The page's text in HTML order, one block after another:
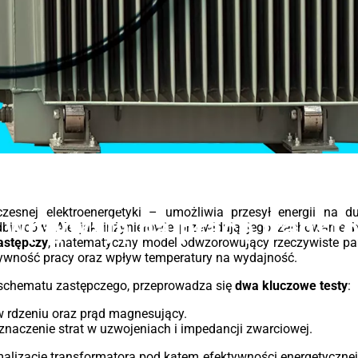
)
i
o
wpływają na pracę
elektroenergetyki – umożliwia przesył energii na
Ale jak inżynierowie przewidują jego zachowanie
, matematyczny model odwzorowujący rzeczywiste
pracy oraz wpływ temperatury na wydajność.
zastępczego, przeprowadza się dwa kluczowe testy:
rdzeniu oraz prąd magnesujący.
strat w uzwojeniach i impedancji zwarciowej.